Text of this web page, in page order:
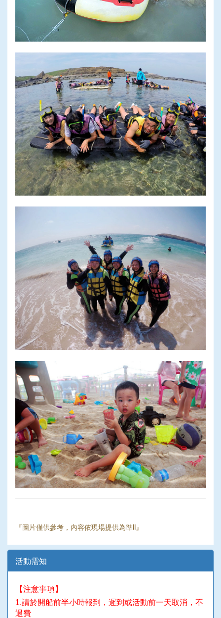
『圖片僅供參考，內容依現場提供為準!!』
活動需知
【注意事項】
1.請於開船前半小時報到，遲到或活動前一天取消，不
退費